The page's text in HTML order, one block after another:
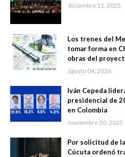
diciembre 11, 2025
Los trenes del
tomar forma en
obras del
agosto 04, 2026
Iván Cepeda
presidencial de
en Colombia
noviembre 30, 2025
Por solicitud de
Cúcuta ordenó